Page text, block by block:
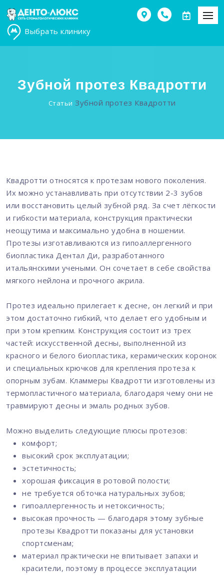
Выбрать клинику
Зубной протез Квадротти
Статьи Зубной протез Квадротти
Квадротти относятся к протезам нового поколения.
Их можно устанавливать при отсутствии 2-3 зубов
или восстановить целый зубной ряд. За счет лёгкости
и гибкости материала, конструкция практически
неощутима и максимально удобна в ношении.
Протезы изготавливаются из гипоаллергенного
биопластика Дентал Ди, разработанного
итальянскими учеными. Он сочетает в себе свойства
мягкого нейлона и прочного акрила.
Протез идеально прилегает к десне, он легкий и при
этом достаточно гибкий, что делает его удобным и
при этом крепким. Конструкция состоит из трех
частей: искусственной десны, выполненной из
красного и белого биопластика, керамических коронок
и специальных крючков для крепления протеза к
опорным зубам. Кламмеры Квадротти изготовлены из
термопластичного материала, благодаря чему они не
травмируют десны и эмаль родных зубов.
Можно выделить следующие плюсы протезов:
комфорт;
высокий срок эксплуатации;
эстетичность;
хорошая фиксация в ротовой полости;
не требуется обточка натуральных зубов;
гипоаллергенность и нетоксичность;
высокая прочность — благодаря этому зубные
протезы Квадротти показаны для установки
спортсменам;
материал практически не впитывает запахи и
красители, поэтому в процессе эксплуатации